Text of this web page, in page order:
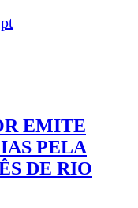
EMITE
PELA
DE RIO